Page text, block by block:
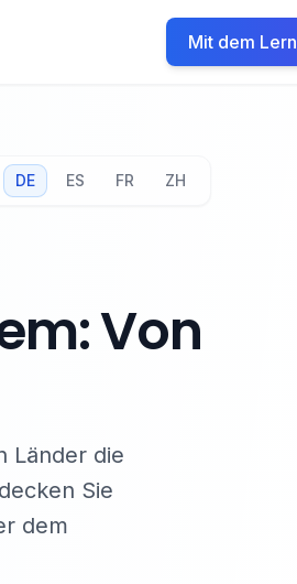
Mit dem
DE ES FR ZH
Von
Länder die
Sie
dem